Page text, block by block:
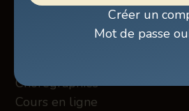
Créer un
Mot de passe
Boutique
À propos des Winslow
Chorégraphies
Cours en ligne